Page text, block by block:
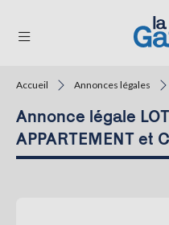
THÉMATIQUES
Accueil Annonces légales
Annonce légale
APPARTEMENT et